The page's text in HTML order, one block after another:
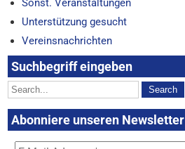
Sonst. Veranstaltungen
Unterstützung gesucht
Vereinsnachrichten
Suchbegriff eingeben
Abonniere unseren Newsletter